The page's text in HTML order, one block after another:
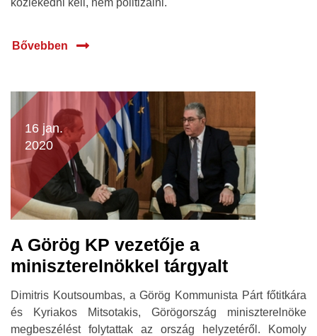
közlekedni kell, nem politizálni.
Bővebben
16 jan.
2020
A Görög KP vezetője a
miniszterelnökkel tárgyalt
Dimitris Koutsoumbas, a Görög Kommunista Párt főtitkára
és Kyriakos Mitsotakis, Görögország miniszterelnöke
megbeszélést folytattak az ország helyzetéről. Komoly